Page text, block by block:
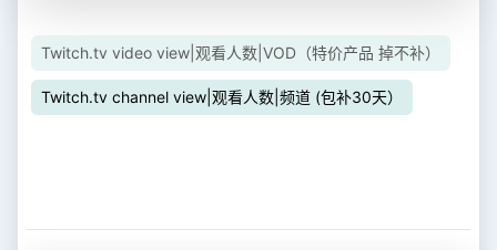
Twitch.tv video view|观看人数|VOD（特价产品 掉不补）
Twitch.tv channel view|观看人数|频道 (包补30天）